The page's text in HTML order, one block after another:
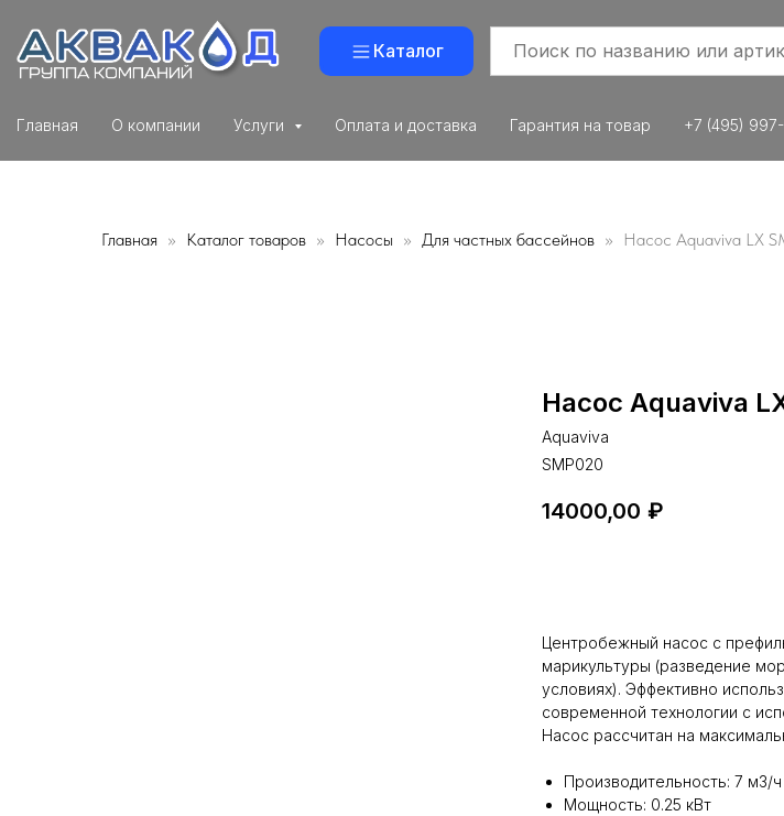
Каталог
Главная О компании Услуги Оплата и доставка Гарантия на товар +7 (495)
Главная Каталог товаров Насосы Для частных бассейнов Насос Aquaviva LX
Насос Aquaviva
Aquaviva
SMP020
14000,00 ₽
Центробежный насос с
марикультуры (разведение
условиях). Эффективно
современной технологии с
Насос рассчитан на
Производительность: 7 м3/ч
Мощность: 0.25 кВт